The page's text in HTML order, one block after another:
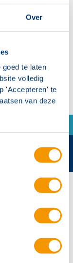
Over
te laten
volledig
'Accepteren' te
van deze
dat een
wordt